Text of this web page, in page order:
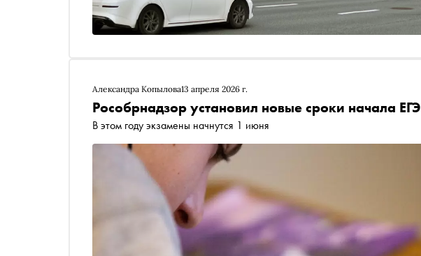
Александра Копылова13 апреля 2026 г.
Рособрнадзор установил новые сроки начала ЕГЭ
В этом году экзамены начнутся 1 июня